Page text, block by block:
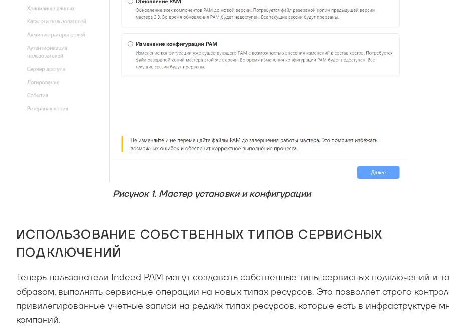
Рисунок 1. Мастер установки и конфигурации
ИСПОЛЬЗОВАНИЕ СОБСТВЕННЫХ ТИПОВ СЕРВИСНЫХ
ПОДКЛЮЧЕНИЙ
Теперь пользователи Indeed PAM могут создавать собственные типы сервисных подключений и
образом, выполнять сервисные операции на новых типах ресурсов. Это позволяет строго
привилегированные учетные записи на редких типах ресурсов, которые есть в инфраструктуре
компаний.